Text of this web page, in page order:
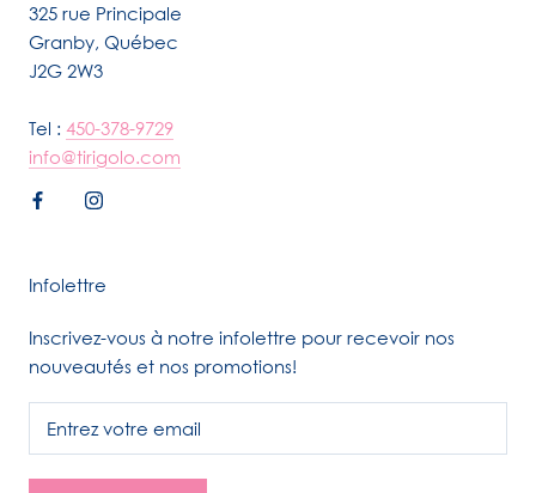
325 rue Principale
Granby, Québec
J2G 2W3
Tel : 450-378-9729
info@tirigolo.com
Infolettre
Inscrivez-vous à notre infolettre pour recevoir nos
nouveautés et nos promotions!